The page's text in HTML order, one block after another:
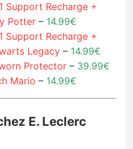
Support Recharge +
Potter – 14.99€
Support Recharge +
Legacy – 14.99€
Protector – 39.99€
Mario – 14.99€
E. Leclerc